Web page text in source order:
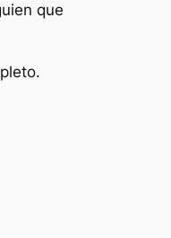
que